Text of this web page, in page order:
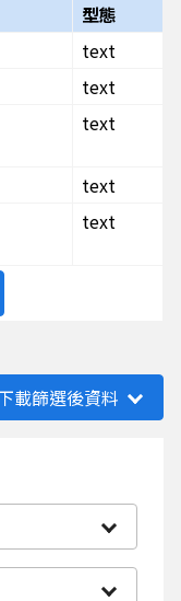
型態
text
text
text
text
text
載篩選後資料